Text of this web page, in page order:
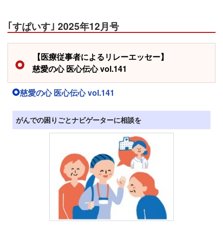
｢すぱいす｣ 2025年12月号
【医療従事者によるリレーエッセー】
慈愛の心 医心伝心 vol.141
慈愛の心 医心伝心 vol.141
がんでの困りごとナビゲーターに相談を